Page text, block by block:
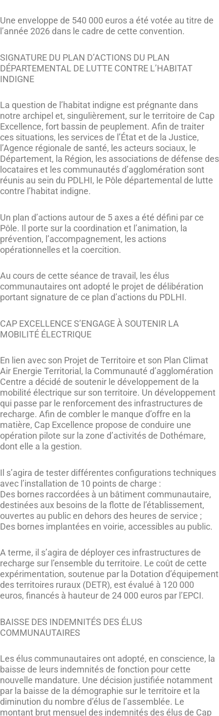
Une enveloppe de 540 000 euros a été votée au titre de
l’année 2026 dans le cadre de cette convention.
SIGNATURE DU PLAN D’ACTIONS DU PLAN
DÉPARTEMENTAL DE LUTTE CONTRE L’HABITAT
INDIGNE
La question de l’habitat indigne est prégnante dans
notre archipel et, singulièrement, sur le territoire de Cap
Excellence, fort bassin de peuplement. Afin de traiter
ces situations, les services de l’État et de la Justice,
l’Agence régionale de santé, les acteurs sociaux, le
Département, la Région, les associations de défense des
locataires et les communautés d’agglomération sont
réunis au sein du PDLHI, le Pôle départemental de lutte
contre l’habitat indigne.
Un plan d’actions autour de 5 axes a été défini par ce
Pôle. Il porte sur la coordination et l’animation, la
prévention, l’accompagnement, les actions
opérationnelles et la coercition.
Au cours de cette séance de travail, les élus
communautaires ont adopté le projet de délibération
portant signature de ce plan d’actions du PDLHI.
CAP EXCELLENCE S’ENGAGE À SOUTENIR LA
MOBILITÉ ÉLECTRIQUE
En lien avec son Projet de Territoire et son Plan Climat
Air Energie Territorial, la Communauté d’agglomération
Centre a décidé de soutenir le développement de la
mobilité électrique sur son territoire. Un développement
qui passe par le renforcement des infrastructures de
recharge. Afin de combler le manque d’offre en la
matière, Cap Excellence propose de conduire une
opération pilote sur la zone d’activités de Dothémare,
dont elle a la gestion.
Il s’agira de tester différentes configurations techniques
avec l’installation de 10 points de charge :
Des bornes raccordées à un bâtiment communautaire,
destinées aux besoins de la flotte de l’établissement,
ouvertes au public en dehors des heures de service ;
Des bornes implantées en voirie, accessibles au public.
A terme, il s’agira de déployer ces infrastructures de
recharge sur l’ensemble du territoire. Le coût de cette
expérimentation, soutenue par la Dotation d’équipement
des territoires ruraux (DETR), est évalué à 120 000
euros, financés à hauteur de 24 000 euros par l’EPCI.
BAISSE DES INDEMNITÉS DES ÉLUS
COMMUNAUTAIRES
Les élus communautaires ont adopté, en conscience, la
baisse de leurs indemnités de fonction pour cette
nouvelle mandature. Une décision justifiée notamment
par la baisse de la démographie sur le territoire et la
diminution du nombre d’élus de l’assemblée. Le
montant brut mensuel des indemnités des élus de Cap